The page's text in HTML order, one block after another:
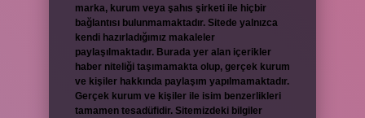
marka, kurum veya şahıs şirketi ile hiçbir
bağlantısı bulunmamaktadır. Sitede yalnızca
kendi hazırladığımız makaleler
paylaşılmaktadır. Burada yer alan içerikler
haber niteliği taşımamakta olup, gerçek kurum
ve kişiler hakkında paylaşım yapılmamaktadır.
Gerçek kurum ve kişiler ile isim benzerlikleri
tamamen tesadüfidir. Sitemizdeki bilgiler